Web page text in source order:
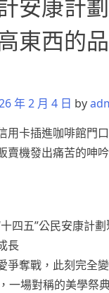
安康計
東西的
年 2 月 4 日 by
用卡插進咖啡館門
賣機發出痛苦的呻吟
五”公民安康計劃
長
爭奪戰，此刻完全
一場對稱的美學祭